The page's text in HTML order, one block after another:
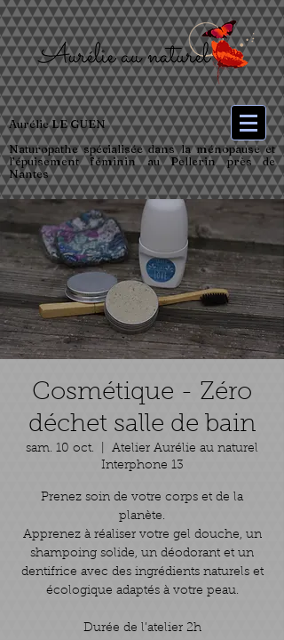
Aurélie LE GUEN
Naturopathe spécialisée dans la ménopause et
l’épuisement féminin au Pellerin près de
Nantes
Cosmétique - Zéro
déchet salle de bain
sam. 10 oct.
Atelier Aurélie au naturel
Interphone 13
Prenez soin de votre corps et de la
planète.
Apprenez à réaliser votre gel douche, un
shampoing solide, un déodorant et un
dentifrice avec des ingrédients naturels et
écologique adaptés à votre peau.
Durée de l’atelier 2h